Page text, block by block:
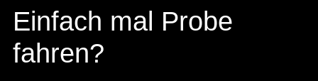
Einfach mal Probe
fahren?